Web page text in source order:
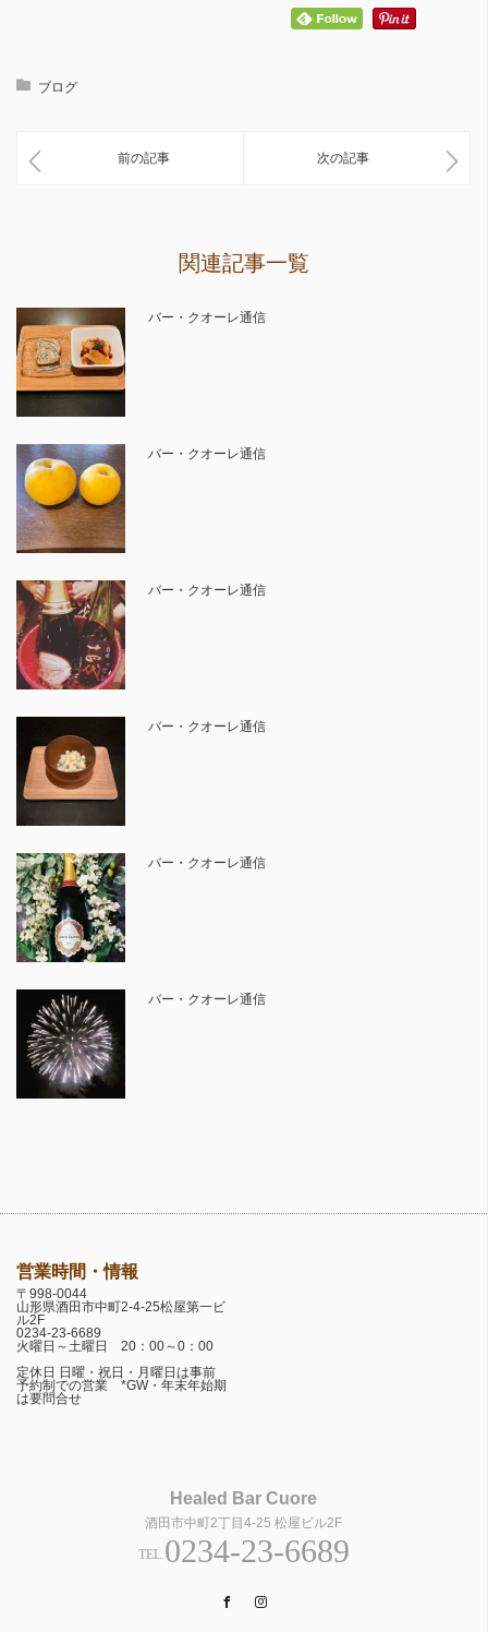
ブログ
前の記事 次の記事
関連記事一覧
バー・クオーレ通信
バー・クオーレ通信
バー・クオーレ通信
バー・クオーレ通信
バー・クオーレ通信
バー・クオーレ通信
営業時間・情報
〒998-0044
山形県酒田市中町2-4-25松屋第一ビ
ル2F
0234-23-6689
火曜日～土曜日 20：00～0：00
定休日 日曜・祝日・月曜日は事前
予約制での営業 *GW・年末年始期
は要問合せ
Healed Bar Cuore
酒田市中町2丁目4-25 松屋ビル2F
TEL.0234-23-6689
Facebook